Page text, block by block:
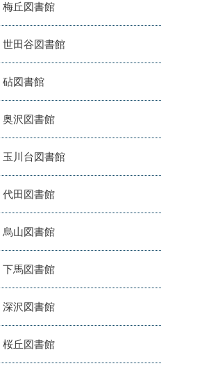
梅丘図書館
世田谷図書館
砧図書館
奥沢図書館
玉川台図書館
代田図書館
烏山図書館
下馬図書館
深沢図書館
桜丘図書館